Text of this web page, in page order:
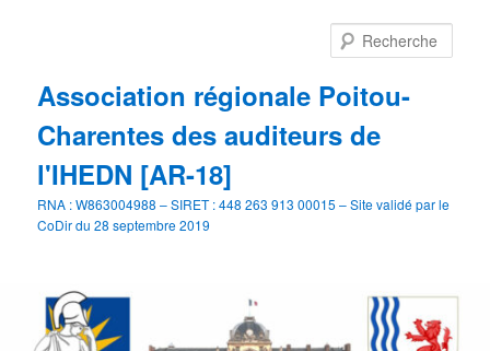
Association régionale Poitou-
Charentes des auditeurs de
l'IHEDN [AR-18]
RNA : W863004988 – SIRET : 448 263 913 00015 – Site validé par le
CoDir du 28 septembre 2019